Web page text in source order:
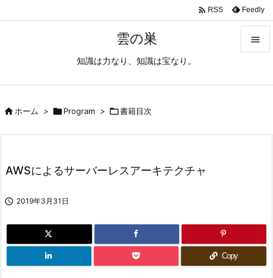
雲の巣
知識は力なり、知識は宝なり。

 RSS Feedly
ホーム > Program > 書籍目次
AWSによるサーバーレスアーキテクチャ
 2019年3月31日
Copy